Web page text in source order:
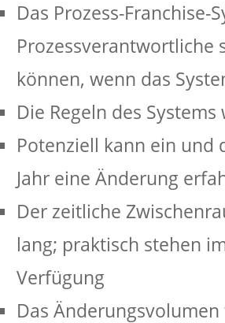
Das Prozess-Franchise-
Prozessverantwortliche
können, wenn das
Die Regeln des
Potenziell kann ein und
Jahr eine Änderung
Der zeitliche
lang; praktisch stehen
Verfügung
Das